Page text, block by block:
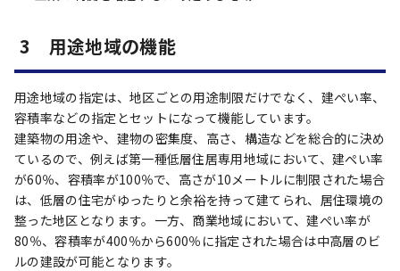
3 用途地域の機能
用途地域の指定は、地区ごとの用途制限だけでなく、建ぺい率、
容積率などの指定とセットになって機能しています。
建築物の用途や、建物の密集度、高さ、構造などを総合的に決め
ているので、例えば第一種低層住居専用地域において、建ぺい率
が60％、容積率が100％で、高さが10メートルに制限された場合
は、低層の住宅がゆったりと余裕を持って建てられ、居住環境の
整った地区となります。一方、商業地域において、建ぺい率が
80％、容積率が400％から600％に指定された場合は中高層のビ
ルの建設が可能となります。